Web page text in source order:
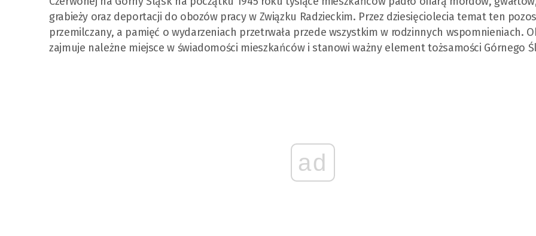
grabieży oraz deportacji do obozów pracy w Związku Radzieckim. Przez dziesięciolecia temat ten
przemilczany, a pamięć o wydarzeniach przetrwała przede wszystkim w rodzinnych wspomnieniach.
zajmuje należne miejsce w świadomości mieszkańców i stanowi ważny element tożsamości Górnego
ad